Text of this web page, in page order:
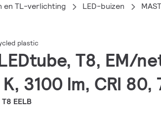
en TL-verlichting LED-buizen
plastic
T8, EM/
3100 lm, CRI
EELB